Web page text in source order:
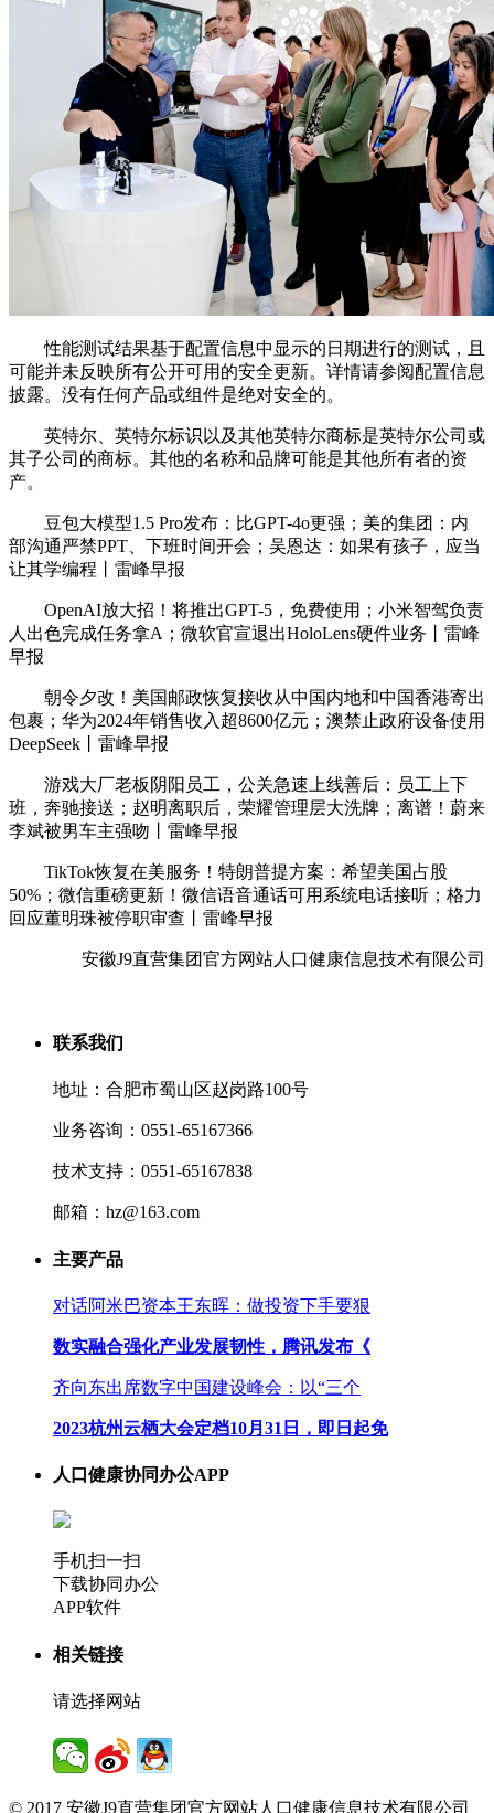
性能测试结果基于配置信息中显示的日期进行的测试，且
可能并未反映所有公开可用的安全更新。详情请参阅配置信息
披露。没有任何产品或组件是绝对安全的。
英特尔、英特尔标识以及其他英特尔商标是英特尔公司或
其子公司的商标。其他的名称和品牌可能是其他所有者的资
产。
豆包大模型1.5 Pro发布：比GPT-4o更强；美的集团：内
部沟通严禁PPT、下班时间开会；吴恩达：如果有孩子，应当
让其学编程丨雷峰早报
OpenAI放大招！将推出GPT-5，免费使用；小米智驾负责
人出色完成任务拿A；微软官宣退出HoloLens硬件业务丨雷峰
早报
朝令夕改！美国邮政恢复接收从中国内地和中国香港寄出
包裹；华为2024年销售收入超8600亿元；澳禁止政府设备使用
DeepSeek丨雷峰早报
游戏大厂老板阴阳员工，公关急速上线善后：员工上下
班，奔驰接送；赵明离职后，荣耀管理层大洗牌；离谱！蔚来
李斌被男车主强吻丨雷峰早报
TikTok恢复在美服务！特朗普提方案：希望美国占股
50%；微信重磅更新！微信语音通话可用系统电话接听；格力
回应董明珠被停职审查丨雷峰早报
安徽J9直营集团官方网站人口健康信息技术有限公司
联系我们
地址：合肥市蜀山区赵岗路100号
业务咨询：0551-65167366
技术支持：0551-65167838
邮箱：hz@163.com
主要产品
对话阿米巴资本王东晖：做投资下手要狠
数实融合强化产业发展韧性，腾讯发布《
齐向东出席数字中国建设峰会：以“三个
2023杭州云栖大会定档10月31日，即日起免
人口健康协同办公APP
手机扫一扫
下载协同办公
APP软件
相关链接
请选择网站
© 2017 安徽J9直营集团官方网站人口健康信息技术有限公司